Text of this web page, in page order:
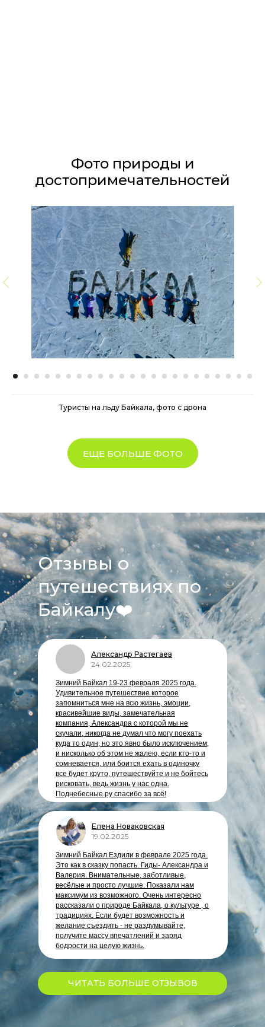
Фото природы и
достопримечательностей
Туристы на льду Байкала, фото с дрона
ЕЩЕ БОЛЬШЕ ФОТО
Александр Растегаев
Зимний Байкал 19-23 февраля 2025 года.
Удивительное путешествие которое
запомниться мне на всю жизнь, эмоции,
красивейшие виды, замечательная
компания, Александра с которой мы не
скучали, никогда не думал что могу поехать
куда то один, но это явно было исключением,
и нисколько об этом не жалею, если кто-то и
сомневается, или боится ехать в одиночку
все будет круто, путешествуйте и не бойтесь
рисковать, ведь жизнь у нас одна.
Поднебесные.ру спасибо за всё!
24.02.2025
Зимний Байкал.Ездили в феврале 2025 года.
Это как в сказку попасть. Гиды- Александра и
Валерия. Внимательные, заботливые,
весёлые и просто лучшие. Показали нам
максимум из возможного. Очень интересно
рассказали о природе Байкала, о культуре , о
традициях. Если будет возможность и
желание съездить - не раздумывайте,
получите массу впечатлений и заряд
бодрости на целую жизнь.
19.02.2025
Елена Новаковская
Отзывы о
путешествиях по
Байкалу❤️
ЧИТАТЬ БОЛЬШЕ ОТЗЫВОВ